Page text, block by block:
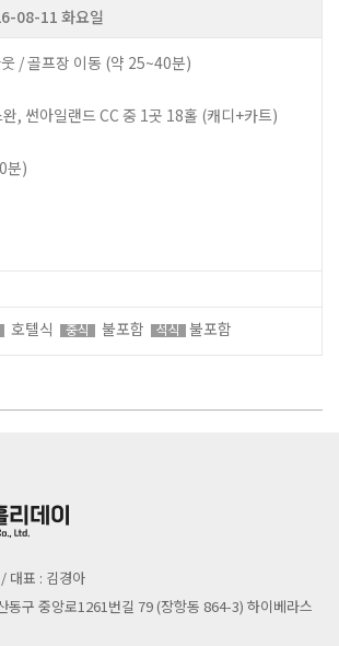
08-11 화요일
/ 골프장 이동 (약 25~40분)
, 썬아일랜드 CC 중 1곳 18홀 (캐디+카트)
분)
호텔식 중식 불포함 석식 불포함
대표 : 김경아
동구 중앙로1261번길 79 (장항동 864-3) 하이베라스